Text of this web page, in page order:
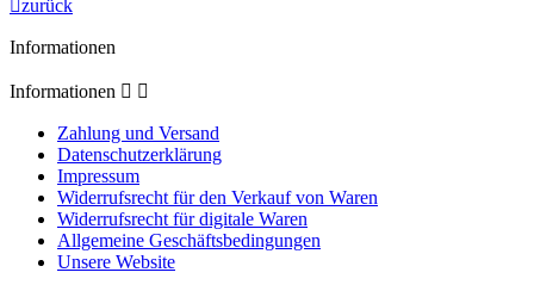
zurück
Informationen
Informationen  
Zahlung und Versand
Datenschutzerklärung
Impressum
Widerrufsrecht für den Verkauf von Waren
Widerrufsrecht für digitale Waren
Allgemeine Geschäftsbedingungen
Unsere Website